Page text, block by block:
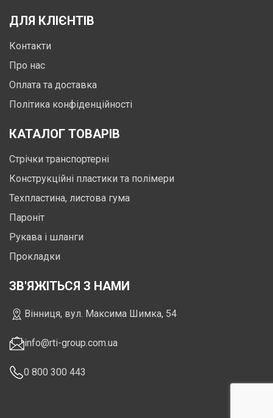
ДЛЯ КЛІЄНТІВ
Контакти
Про нас
Оплата та доставка
Політика конфіденційності
КАТАЛОГ ТОВАРІВ
Стрічки транспортерні
Конструкційні пластики та полімери
Техпластина, листова гума
Пароніт
Рукава і шланги
Прокладки
ЗВ'ЯЖІТЬСЯ З НАМИ
Вінниця, вул. Максима Шимка, 54
info@rti-group.com.ua
0 800 300 443